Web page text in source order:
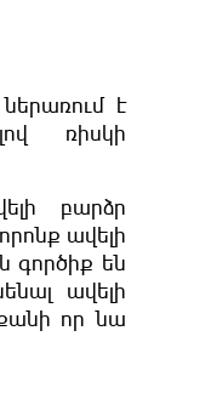
է
ռիսկի
բարձր
ավելի
գործիք են
ավելի
որ նա